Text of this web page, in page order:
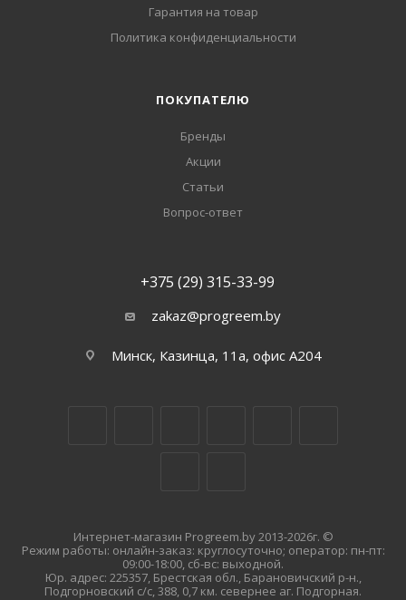
Гарантия на товар
Политика конфиденциальности
ПОКУПАТЕЛЮ
Бренды
Акции
Статьи
Вопрос-ответ
+375 (29) 315-33-99
zakaz@progreem.by
Минск, Казинца, 11а, офис А204
Интернет-магазин Progreem.by 2013-2026г. ©
Режим работы: онлайн-заказ: круглосуточно; оператор: пн-пт:
09:00-18:00, сб-вс: выходной.
Юр. адрес: 225357, Брестская обл., Барановичский р-н.,
Подгорновский с/с, 388, 0,7 км. севернее аг. Подгорная.